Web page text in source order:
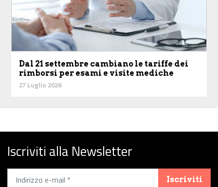
Dal 21 settembre cambiano le tariffe dei
rimborsi per esami e visite mediche
27 Luglio 2026
Iscriviti alla Newsletter
Iscriviti